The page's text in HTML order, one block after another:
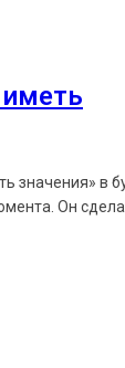
значения» в
Он